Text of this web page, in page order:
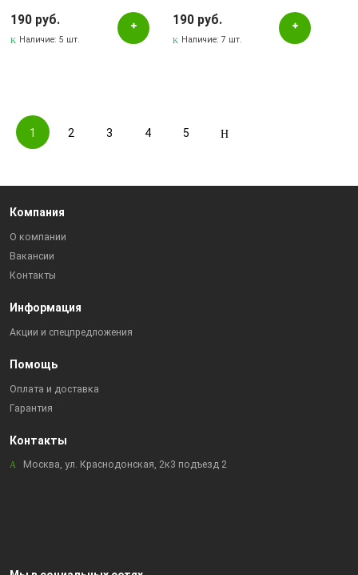
190 руб.
Наличие:5 шт.
190 руб.
Наличие:7 шт.
1 2 3 4 5
Компания
О компании
Вакансии
Контакты
Информация
Акции и спецпредложения
Помощь
Оплата и доставка
Гарантия
Контакты
Москва, ул. Краснодонская, 2к3 подъезд 2